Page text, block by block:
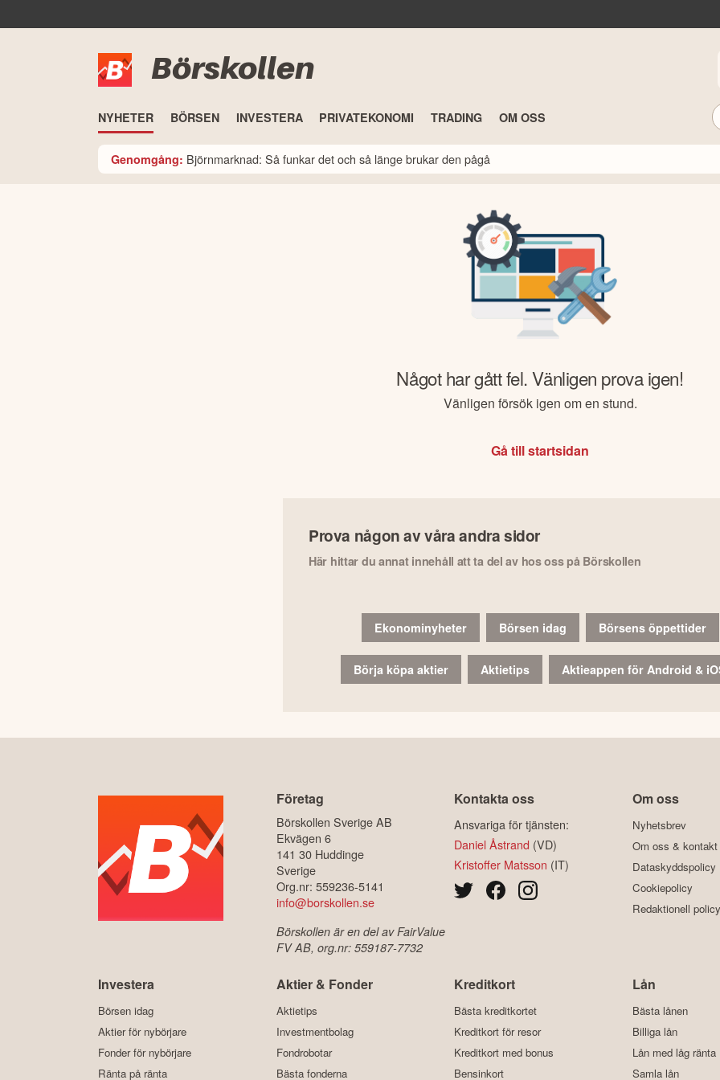
Börskollen
NYHETER BÖRSEN INVESTERA PRIVATEKONOMI TRADING OM OSS
Genomgång: Björnmarknad: Så funkar det och så länge brukar den pågå
Något har gått fel. Vänligen prova igen!
Vänligen försök igen om en stund.
Gå till startsidan
Prova någon av våra andra sidor
Här hittar du annat innehåll att ta del av hos oss på Börskollen
Ekonominyheter Börsen idag Börsens öppettider
Börja köpa aktier Aktietips Aktieappen för Android &
Företag
Börskollen Sverige AB
Ekvägen 6
141 30 Huddinge
Sverige
Org.nr: 559236-5141
info@borskollen.se
Börskollen är en del av FairValue
FV AB, org.nr: 559187-7732
Kontakta oss
Ansvariga för tjänsten:
Daniel Åstrand (VD)
Kristoffer Matsson (IT)
Om oss
Nyhetsbrev
Om oss & kontakt
Dataskyddspolicy
Cookiepolicy
Redaktionell policy
Investera
Börsen idag
Aktier för nybörjare
Fonder för nybörjare
Ränta på ränta
Aktier & Fonder
Aktietips
Investmentbolag
Fondrobotar
Bästa fonderna
Kreditkort
Bästa kreditkortet
Kreditkort för resor
Kreditkort med bonus
Bensinkort
Lån
Bästa lånen
Billiga lån
Lån med låg ränta
Samla lån